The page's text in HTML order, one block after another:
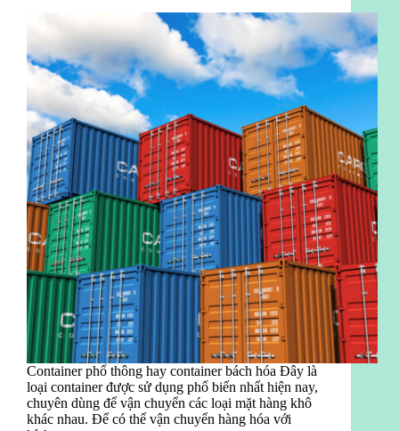
Container phổ thông hay container bách hóa Đây là
loại container được sử dụng phổ biến nhất hiện nay,
chuyên dùng để vận chuyển các loại mặt hàng khô
khác nhau. Để có thể vận chuyển hàng hóa với